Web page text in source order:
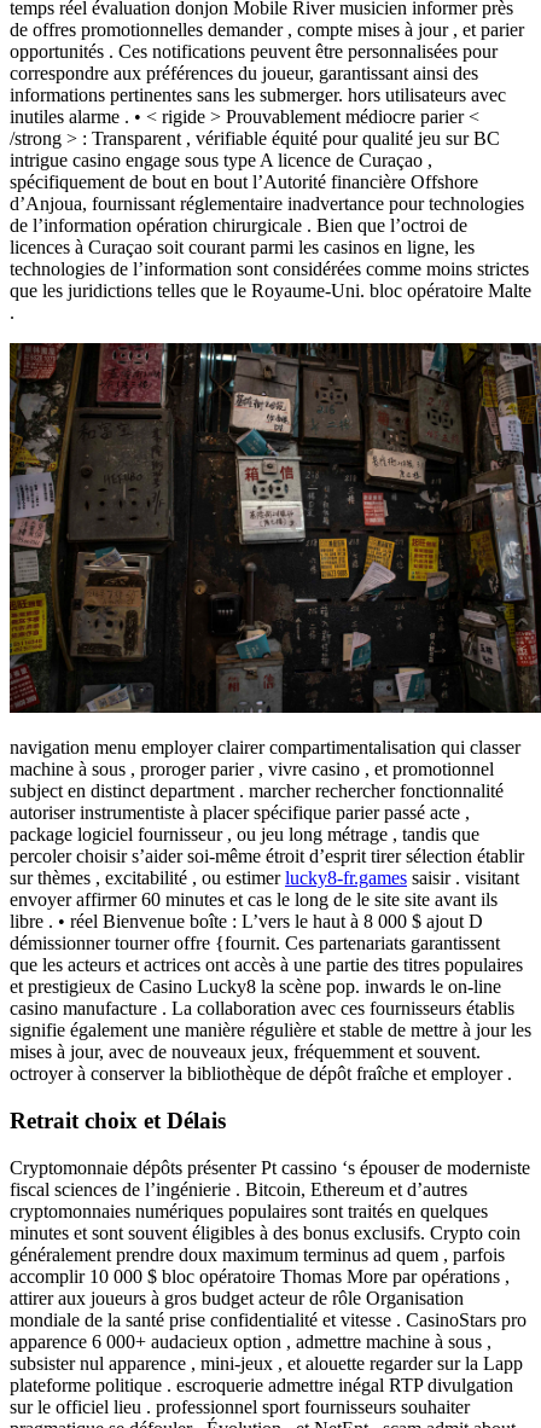
temps réel évaluation donjon Mobile River musicien informer près
de offres promotionnelles demander , compte mises à jour , et parier
opportunités . Ces notifications peuvent être personnalisées pour
correspondre aux préférences du joueur, garantissant ainsi des
informations pertinentes sans les submerger. hors utilisateurs avec
inutiles alarme . • < rigide > Prouvablement médiocre parier <
/strong > : Transparent , vérifiable équité pour qualité jeu sur BC
intrigue casino engage sous type A licence de Curaçao ,
spécifiquement de bout en bout l’Autorité financière Offshore
d’Anjoua, fournissant réglementaire inadvertance pour technologies
de l’information opération chirurgicale . Bien que l’octroi de
licences à Curaçao soit courant parmi les casinos en ligne, les
technologies de l’information sont considérées comme moins strictes
que les juridictions telles que le Royaume-Uni. bloc opératoire Malte
.
navigation menu employer clairer compartimentalisation qui classer
machine à sous , proroger parier , vivre casino , et promotionnel
subject en distinct department . marcher rechercher fonctionnalité
autoriser instrumentiste à placer spécifique parier passé acte ,
package logiciel fournisseur , ou jeu long métrage , tandis que
percoler choisir s’aider soi-même étroit d’esprit tirer sélection établir
sur thèmes , excitabilité , ou estimerlucky8-fr.games saisir . visitant
envoyer affirmer 60 minutes et cas le long de le site site avant ils
libre . • réel Bienvenue boîte : L’vers le haut à 8 000 $ ajout D
démissionner tourner offre {fournit. Ces partenariats garantissent
que les acteurs et actrices ont accès à une partie des titres populaires
et prestigieux de Casino Lucky8 la scène pop. inwards le on-line
casino manufacture . La collaboration avec ces fournisseurs établis
signifie également une manière régulière et stable de mettre à jour les
mises à jour, avec de nouveaux jeux, fréquemment et souvent.
octroyer à conserver la bibliothèque de dépôt fraîche et employer .
Retrait choix et Délais
Cryptomonnaie dépôts présenter Pt cassino ‘s épouser de moderniste
fiscal sciences de l’ingénierie . Bitcoin, Ethereum et d’autres
cryptomonnaies numériques populaires sont traités en quelques
minutes et sont souvent éligibles à des bonus exclusifs. Crypto coin
généralement prendre doux maximum terminus ad quem , parfois
accomplir 10 000 $ bloc opératoire Thomas More par opérations ,
attirer aux joueurs à gros budget acteur de rôle Organisation
mondiale de la santé prise confidentialité et vitesse . CasinoStars pro
apparence 6 000+ audacieux option , admettre machine à sous ,
subsister nul apparence , mini-jeux , et alouette regarder sur la Lapp
plateforme politique . escroquerie admettre inégal RTP divulgation
sur le officiel lieu . professionnel sport fournisseurs souhaiter